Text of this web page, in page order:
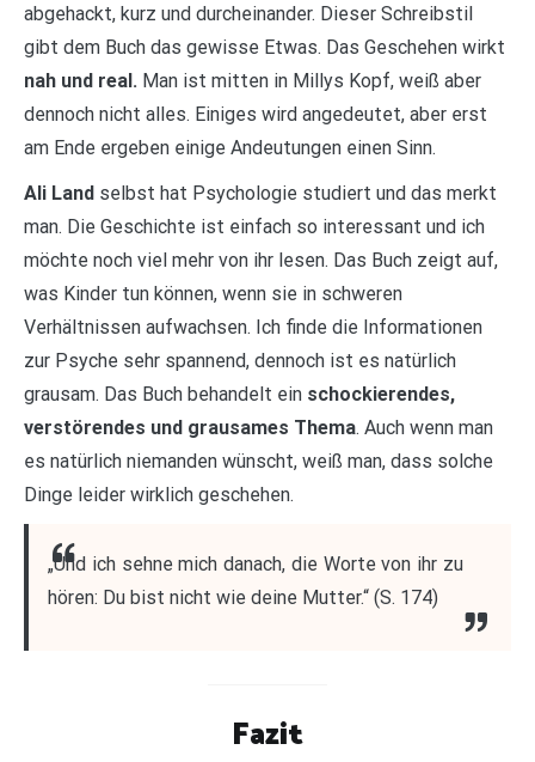
abgehackt, kurz und durcheinander. Dieser Schreibstil
gibt dem Buch das gewisse Etwas. Das Geschehen wirkt
nah und real. Man ist mitten in Millys Kopf, weiß aber
dennoch nicht alles. Einiges wird angedeutet, aber erst
am Ende ergeben einige Andeutungen einen Sinn.
Ali Land selbst hat Psychologie studiert und das merkt
man. Die Geschichte ist einfach so interessant und ich
möchte noch viel mehr von ihr lesen. Das Buch zeigt auf,
was Kinder tun können, wenn sie in schweren
Verhältnissen aufwachsen. Ich finde die Informationen
zur Psyche sehr spannend, dennoch ist es natürlich
grausam. Das Buch behandelt ein schockierendes,
verstörendes und grausames Thema. Auch wenn man
es natürlich niemanden wünscht, weiß man, dass solche
Dinge leider wirklich geschehen.
„Und ich sehne mich danach, die Worte von ihr zu
hören: Du bist nicht wie deine Mutter.“ (S. 174)
Fazit